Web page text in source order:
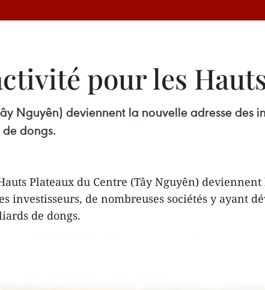
pour les
Nguyên) deviennent la nouvelle adresse des
dongs.
Plateaux du Centre (Tây Nguyên) deviennent
investisseurs, de nombreuses sociétés y ayant
de dongs.